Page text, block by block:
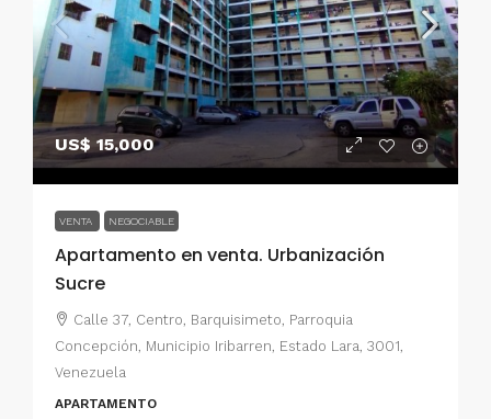
US$ 15,000
VENTA NEGOCIABLE
Apartamento en venta. Urbanización
Sucre
Calle 37, Centro, Barquisimeto, Parroquia
Concepción, Municipio Iribarren, Estado Lara, 3001,
Venezuela
APARTAMENTO